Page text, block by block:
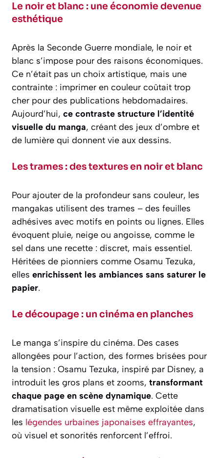
Le noir et blanc : une économie devenue
esthétique
Après la Seconde Guerre mondiale, le noir et
blanc s’impose pour des raisons économiques.
Ce n’était pas un choix artistique, mais une
contrainte : imprimer en couleur coûtait trop
cher pour des publications hebdomadaires.
Aujourd’hui, ce contraste structure l’identité
visuelle du manga, créant des jeux d’ombre et
de lumière qui donnent vie aux dessins.
Les trames : des textures en noir et blanc
Pour ajouter de la profondeur sans couleur, les
mangakas utilisent des trames – des feuilles
adhésives avec motifs en points ou lignes. Elles
évoquent pluie, neige ou angoisse, comme le
sel dans une recette : discret, mais essentiel.
Héritées de pionniers comme Osamu Tezuka,
elles enrichissent les ambiances sans saturer le
papier.
Le découpage : un cinéma en planches
Le manga s’inspire du cinéma. Des cases
allongées pour l’action, des formes brisées pour
la tension : Osamu Tezuka, inspiré par Disney, a
introduit les gros plans et zooms, transformant
chaque page en scène dynamique. Cette
dramatisation visuelle est même exploitée dans
les légendes urbaines japonaises effrayantes,
où visuel et sonorités renforcent l’effroi.